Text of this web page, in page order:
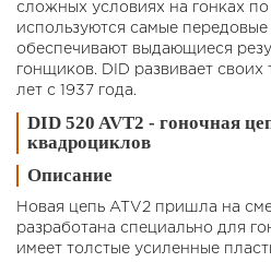
сложных условиях на гонках
используются самые
обеспечивают выдающиеся
гонщиков. DID развивает
лет с 1937 года.
DID 520 AVT2 - гоночная
квадроциклов
Описание
Новая цепь ATV2 пришла на
разработана специально для
имеет толстые усиленные